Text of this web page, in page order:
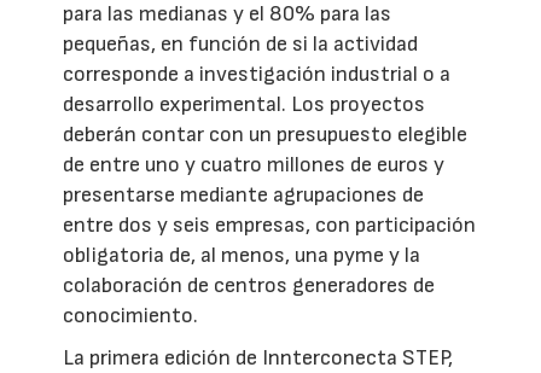
para las medianas y el 80% para las
pequeñas, en función de si la actividad
corresponde a investigación industrial o a
desarrollo experimental. Los proyectos
deberán contar con un presupuesto elegible
de entre uno y cuatro millones de euros y
presentarse mediante agrupaciones de
entre dos y seis empresas, con participación
obligatoria de, al menos, una pyme y la
colaboración de centros generadores de
conocimiento.
La primera edición de Innterconecta STEP,